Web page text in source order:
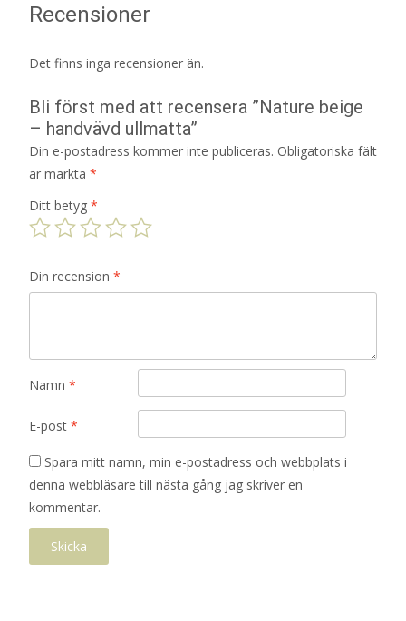
Recensioner
Det finns inga recensioner än.
Bli först med att recensera ”Nature beige
– handvävd ullmatta”
Din e-postadress kommer inte publiceras. Obligatoriska fält
är märkta *
Ditt betyg *
Din recension *
Namn *
E-post *
Spara mitt namn, min e-postadress och webbplats i
denna webbläsare till nästa gång jag skriver en
kommentar.